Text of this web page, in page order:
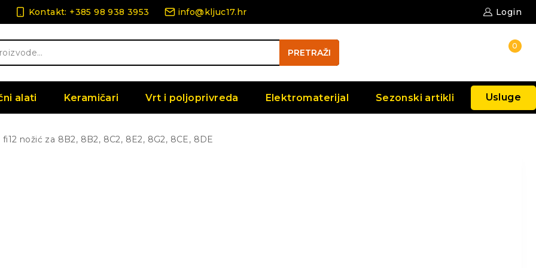
Kontakt: +385 98 938 3953 info@kljuc17.hr Login
PRETRAŽI
0
alati Keramičari Vrt i poljoprivreda Elektromaterijal Sezonski artikli Usluge
fi12 nožić za 8B2, 8B2, 8C2, 8E2, 8G2, 8CE, 8DE